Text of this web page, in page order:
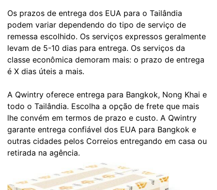
Os prazos de entrega dos EUA para o Tailândia
podem variar dependendo do tipo de serviço de
remessa escolhido. Os serviços expressos geralmente
levam de 5-10 dias para entrega. Os serviços da
classe econômica demoram mais: o prazo de entrega
é X dias úteis a mais.
A Qwintry oferece entrega para Bangkok, Nong Khai e
todo o Tailândia. Escolha a opção de frete que mais
lhe convém em termos de prazo e custo. A Qwintry
garante entrega confiável dos EUA para Bangkok e
outras cidades pelos Correios entregando em casa ou
retirada na agência.